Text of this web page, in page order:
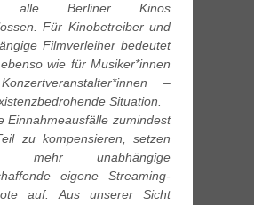
alle Berliner Kinos
Für Kinobetreiber und
Filmverleiher bedeutet
wie für Musiker*innen
–
Situation.
Einnahmeausfälle zumindest
zu kompensieren, setzen
mehr unabhängige
eigene Streaming-
auf. Aus unserer Sicht